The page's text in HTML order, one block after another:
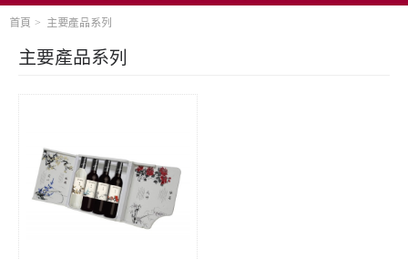
首頁 主要產品系列
主要產品系列